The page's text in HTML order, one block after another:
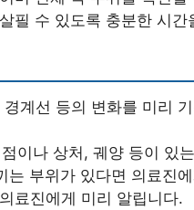
필 수 있도록 충분한 시간
계선 등의 변화를 미리
이나 상처, 궤양 등이 있
는 부위가 있다면 의료진
료진에게 미리 알립니다.